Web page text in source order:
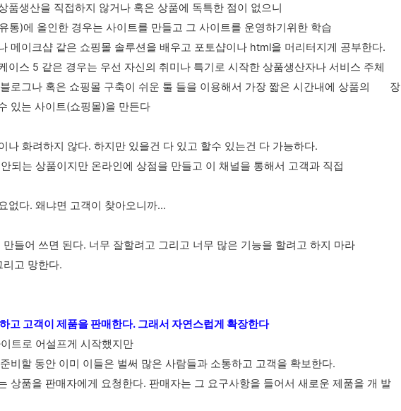
품생산을 직접하지 않거나 혹은 상품에 독특한 점이 없으니
통)에 올인한 경우는 사이트를 만들고 그 사이트를 운영하기위한 학습
메이크샵 같은 쇼핑몰 솔루션을 배우고 포토샵이나 html을 머리터지게 공부한다.
이스 5 같은 경우는 우선 자신의 취미나 특기로 시작한 상품생산자나 서비스 주체
로그나 혹은 쇼핑몰 구축이 쉬운 툴 들을 이용해서 가장 짧은 시간내에 상품의 장
있는 사이트(쇼핑몰)을 만든다
나 화려하지 않다. 하지만 있을건 다 있고 할수 있는건 다 가능하다.
되는 상품이지만 온라인에 상점을 만들고 이 채널을 통해서 고객과 직접
없다. 왜냐면 고객이 찾아오니까...
들어 쓰면 된다. 너무 잘할려고 그리고 너무 많은 기능을 할려고 하지 마라
고 망한다.
고 고객이 제품을 판매한다. 그래서 자연스럽게 확장한다
트로 어설프게 시작했지만
비할 동안 이미 이들은 벌써 많은 사람들과 소통하고 고객을 확보한다.
상품을 판매자에게 요청한다. 판매자는 그 요구사항을 들어서 새로운 제품을 개 발